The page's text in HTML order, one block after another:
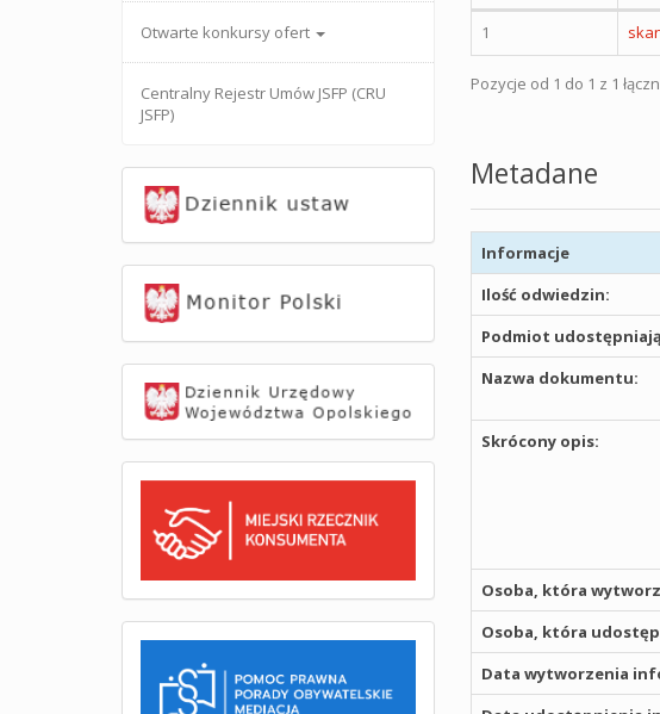
Otwarte konkursy ofert
Centralny Rejestr Umów JSFP (CRU
JSFP)
1
Pozycje od 1 do 1 z 1
Metadane
Informacje
Ilość odwiedzin:
Podmiot
Nazwa dokumentu:
Skrócony opis:
Osoba, która
Osoba, która
Data wytworzenia